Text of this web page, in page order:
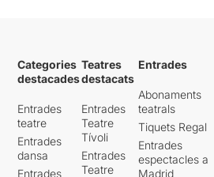
Categories
destacades
Entrades
teatre
Entrades
dansa
Entrades
Teatres
destacats
Entrades
Teatre
Tívoli
Entrades
Teatre
Entrades
Abonaments
teatrals
Tiquets Regal
Entrades
espectacles a
Madrid